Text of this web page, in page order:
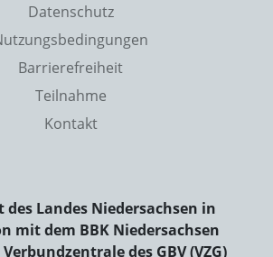
Datenschutz
Barrierefreiheit
Teilnahme
Kontakt
des Landes Niedersachsen in
mit dem BBK Niedersachsen
des GBV (VZG)